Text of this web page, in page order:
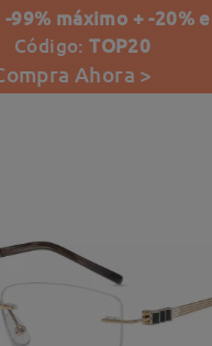
-99% máximo + -20%
Código:TOP20
Ahora >